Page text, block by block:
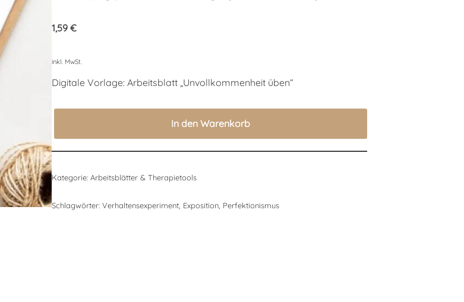
basierend
1,59 €
inkl. MwSt.
Digitale Vorlage: Arbeitsblatt „Unvollkommenheit üben“
In den Warenkorb
Kategorie: Arbeitsblätter & Therapietools
Schlagwörter: Verhaltensexperiment, Exposition, Perfektionismus